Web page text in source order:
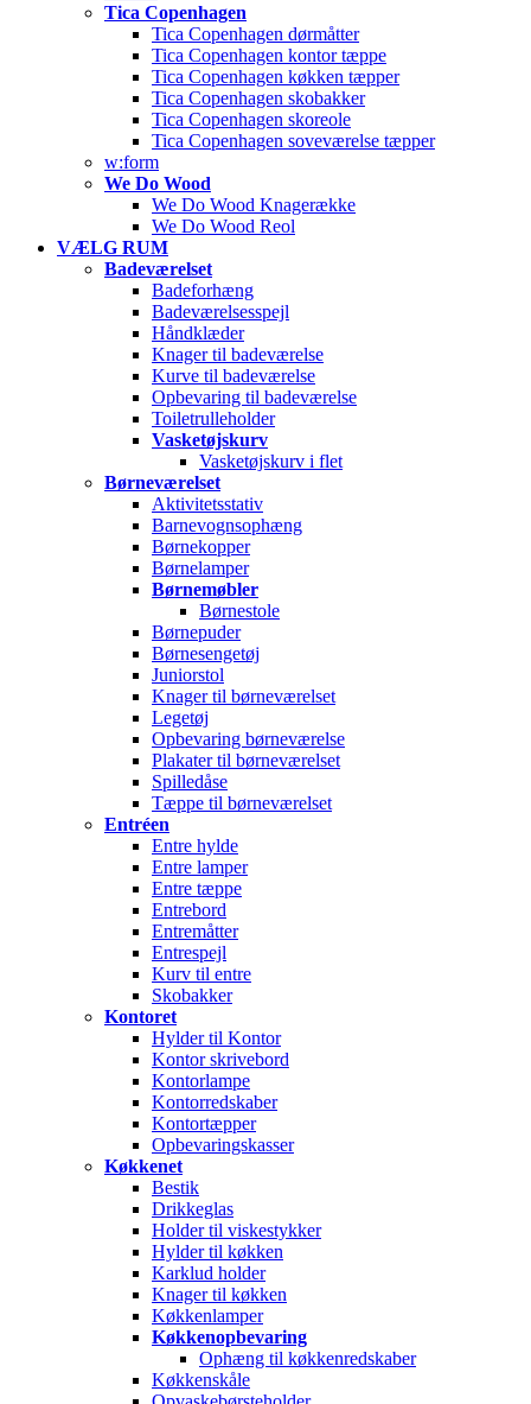
Tica Copenhagen
Tica Copenhagen dørmåtter
Tica Copenhagen kontor tæppe
Tica Copenhagen køkken tæpper
Tica Copenhagen skobakker
Tica Copenhagen skoreole
Tica Copenhagen soveværelse tæpper
w:form
We Do Wood
We Do Wood Knagerække
We Do Wood Reol
VÆLG RUM
Badeværelset
Badeforhæng
Badeværelsesspejl
Håndklæder
Knager til badeværelse
Kurve til badeværelse
Opbevaring til badeværelse
Toiletrulleholder
Vasketøjskurv
Vasketøjskurv i flet
Børneværelset
Aktivitetsstativ
Barnevognsophæng
Børnekopper
Børnelamper
Børnemøbler
Børnestole
Børnepuder
Børnesengetøj
Juniorstol
Knager til børneværelset
Legetøj
Opbevaring børneværelse
Plakater til børneværelset
Spilledåse
Tæppe til børneværelset
Entréen
Entre hylde
Entre lamper
Entre tæppe
Entrebord
Entremåtter
Entrespejl
Kurv til entre
Skobakker
Kontoret
Hylder til Kontor
Kontor skrivebord
Kontorlampe
Kontorredskaber
Kontortæpper
Opbevaringskasser
Køkkenet
Bestik
Drikkeglas
Holder til viskestykker
Hylder til køkken
Karklud holder
Knager til køkken
Køkkenlamper
Køkkenopbevaring
Ophæng til køkkenredskaber
Køkkenskåle